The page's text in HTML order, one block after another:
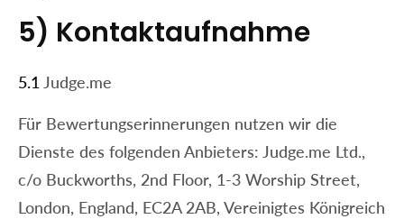
5) Kontaktaufnahme
5.1 Judge.me
Für Bewertungserinnerungen nutzen wir die
Dienste des folgenden Anbieters: Judge.me Ltd.,
c/o Buckworths, 2nd Floor, 1-3 Worship Street,
London, England, EC2A 2AB, Vereinigtes Königreich